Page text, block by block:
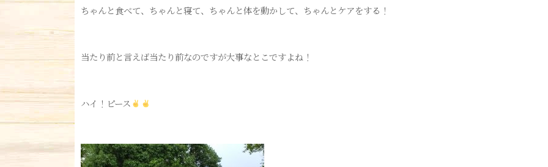
ちゃんと食べて、ちゃんと寝て、ちゃんと体を動かして、ちゃんとケアをする！
当たり前と言えば当たり前なのですが大事なとこですよね！
ハイ！ピース